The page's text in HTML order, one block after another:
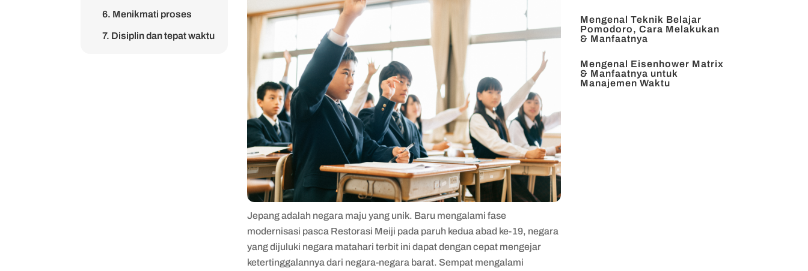
6. Menikmati proses
7. Disiplin dan tepat waktu
Jepang adalah negara maju yang unik. Baru mengalami fase
modernisasi pasca Restorasi Meiji pada paruh kedua abad ke-19, negara
yang dijuluki negara matahari terbit ini dapat dengan cepat mengejar
ketertinggalannya dari negara-negara barat. Sempat mengalami
Mengenal Teknik Belajar
Pomodoro, Cara Melakukan
& Manfaatnya
Mengenal Eisenhower Matrix
& Manfaatnya untuk
Manajemen Waktu